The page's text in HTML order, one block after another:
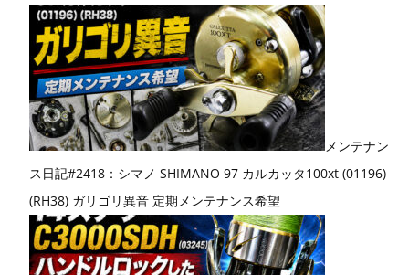
メンテナン
ス日記#2418：シマノ SHIMANO 97 カルカッタ100xt (01196)
(RH38) ガリゴリ異音 定期メンテナンス希望